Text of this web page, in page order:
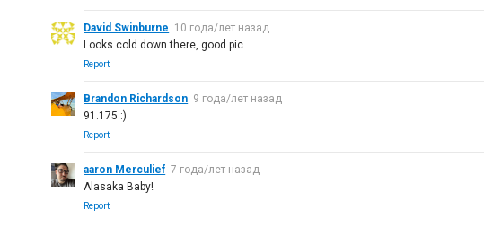
David Swinburne 10 года/лет назад
Looks cold down there, good pic
Report
Brandon Richardson 9 года/лет назад
91.175 :)
Report
aaron Merculief 7 года/лет назад
Alasaka Baby!
Report